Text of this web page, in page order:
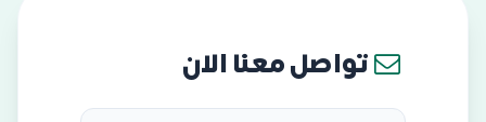
تواصل معنا الان